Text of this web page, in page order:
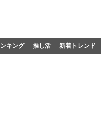
キング 推し活 新着トレンド